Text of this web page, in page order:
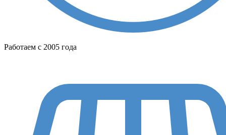
Работаем с 2005 года